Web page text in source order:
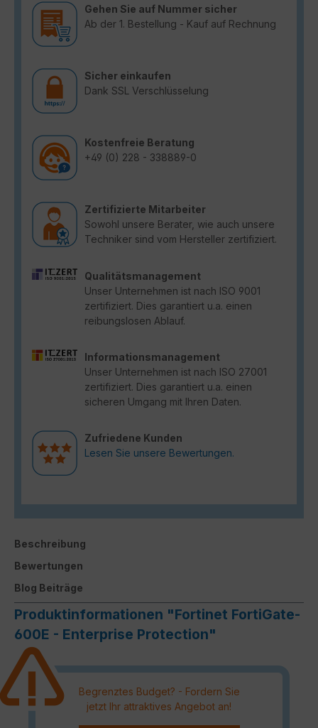
Gehen Sie auf Nummer sicher
Ab der 1. Bestellung - Kauf auf Rechnung
Sicher einkaufen
Dank SSL Verschlüsselung
Kostenfreie Beratung
+49 (0) 228 - 338889-0
Zertifizierte Mitarbeiter
Sowohl unsere Berater, wie auch unsere
Techniker sind vom Hersteller zertifiziert.
Qualitätsmanagement
Unser Unternehmen ist nach ISO 9001
zertifiziert. Dies garantiert u.a. einen
reibungslosen Ablauf.
Informationsmanagement
Unser Unternehmen ist nach ISO 27001
zertifiziert. Dies garantiert u.a. einen
sicheren Umgang mit Ihren Daten.
Zufriedene Kunden
Lesen Sie unsere Bewertungen.
Beschreibung
Bewertungen
Blog Beiträge
Produktinformationen "Fortinet FortiGate-
600E - Enterprise Protection"
Begrenztes Budget? - Fordern Sie
jetzt Ihr attraktives Angebot an!